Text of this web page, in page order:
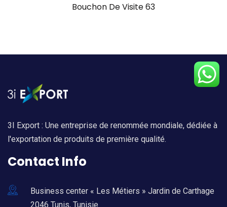
Bouchon De Visite 63
3I Export : Une entreprise de renommée mondiale, dédiée à
l'exportation de produits de première qualité.
Contact Info
Business center « Les Métiers » Jardin de Carthage
2046 Tunis, Tunisie